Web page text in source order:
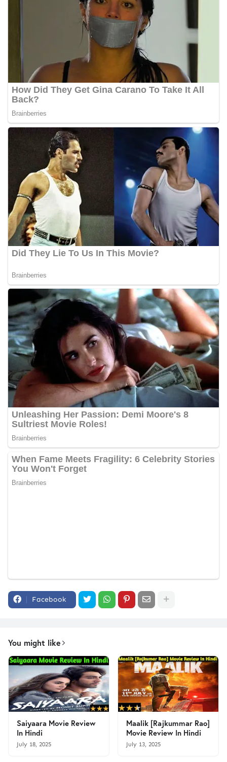
Facebook
You might like
Saiyaara Movie Review
In Hindi
July 18, 2025
Maalik [Rajkummar Rao]
Movie Review In Hindi
July 13, 2025